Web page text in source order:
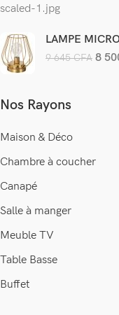
LAMPE
9 645CFA 8
Nos Rayons
Maison & Déco
Chambre à coucher
Canapé
Salle à manger
Meuble TV
Table Basse
Buffet